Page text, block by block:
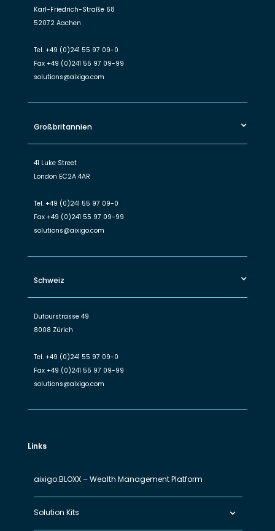
Karl-Friedrich-Straße 68
52072 Aachen
Tel. +49 (0)241 55 97 09-0
Fax +49 (0)241 55 97 09-99
solutions@aixigo.com
Großbritannien
41 Luke Street
London EC2A 4AR
Tel. +49 (0)241 55 97 09-0
Fax +49 (0)241 55 97 09-99
solutions@aixigo.com
Schweiz
Dufourstrasse 49
8008 Zürich
Tel. +49 (0)241 55 97 09-0
Fax +49 (0)241 55 97 09-99
solutions@aixigo.com
Links
aixigo:BLOXX – Wealth Management Platform
Solution Kits